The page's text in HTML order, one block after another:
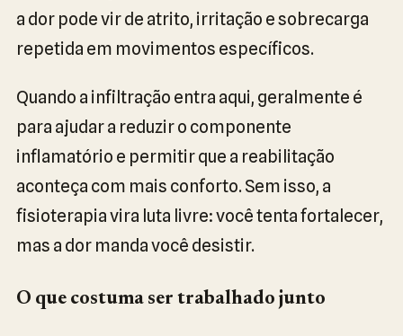
a dor pode vir de atrito, irritação e sobrecarga
repetida em movimentos específicos.
Quando a infiltração entra aqui, geralmente é
para ajudar a reduzir o componente
inflamatório e permitir que a reabilitação
aconteça com mais conforto. Sem isso, a
fisioterapia vira luta livre: você tenta fortalecer,
mas a dor manda você desistir.
O que costuma ser trabalhado junto